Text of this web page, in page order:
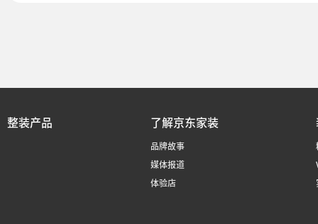
整装产品 了解京东家装
品牌故事
媒体报道
体验店